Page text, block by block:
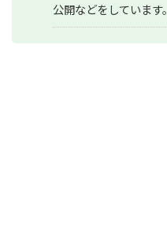
公開などをしています。